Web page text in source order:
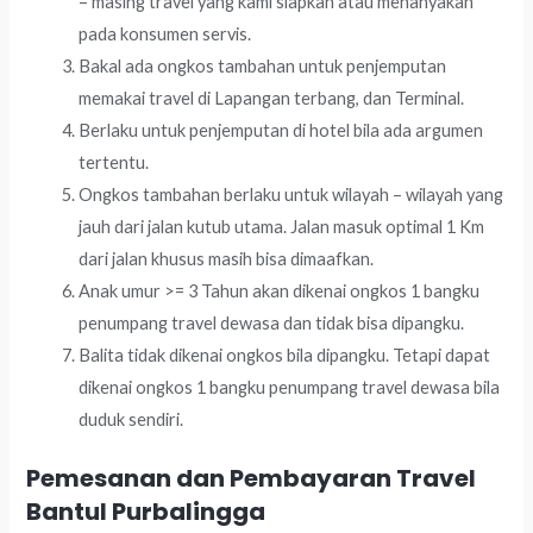
pada konsumen servis.
Bakal ada ongkos tambahan untuk penjemputan
memakai travel di Lapangan terbang, dan Terminal.
Berlaku untuk penjemputan di hotel bila ada argumen
tertentu.
Ongkos tambahan berlaku untuk wilayah – wilayah yang
jauh dari jalan kutub utama. Jalan masuk optimal 1 Km
dari jalan khusus masih bisa dimaafkan.
Anak umur >= 3 Tahun akan dikenai ongkos 1 bangku
penumpang travel dewasa dan tidak bisa dipangku.
Balita tidak dikenai ongkos bila dipangku. Tetapi dapat
dikenai ongkos 1 bangku penumpang travel dewasa bila
duduk sendiri.
Pemesanan dan Pembayaran Travel
Bantul Purbalingga